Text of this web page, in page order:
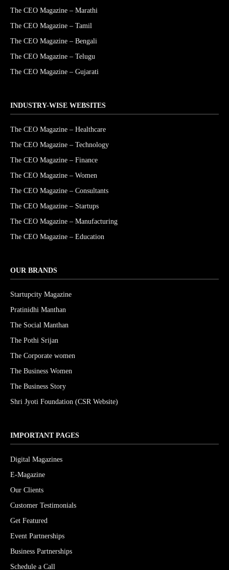
The CEO Magazine – Marathi
The CEO Magazine – Tamil
The CEO Magazine – Bengali
The CEO Magazine – Telugu
The CEO Magazine – Gujarati
INDUSTRY-WISE WEBSITES
The CEO Magazine – Healthcare
The CEO Magazine – Technology
The CEO Magazine – Finance
The CEO Magazine – Women
The CEO Magazine – Consultants
The CEO Magazine – Startups
The CEO Magazine – Manufacturing
The CEO Magazine – Education
OUR BRANDS
Startupcity Magazine
Pratinidhi Manthan
The Social Manthan
The Pothi Srijan
The Corporate women
The Business Women
The Business Story
Shri Jyoti Foundation (CSR Website)
IMPORTANT PAGES
Digital Magazines
E-Magazine
Our Clients
Customer Testimonials
Get Featured
Event Partnerships
Business Partnerships
Schedule a Call